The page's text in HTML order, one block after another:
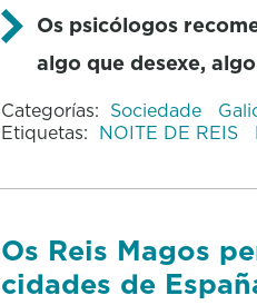
Os psicólogos
algo que desexe,
Categorías: Sociedade
Etiquetas: NOITE DE REIS
Os Reis Magos
cidades de